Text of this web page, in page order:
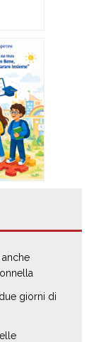
anche
giorni di